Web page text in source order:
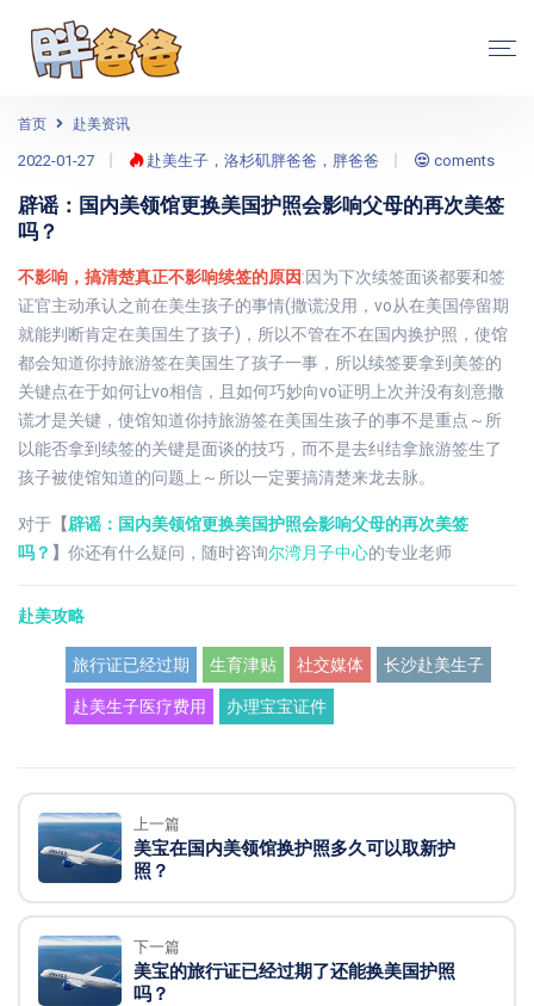
首页 赴美资讯
2022-01-27 赴美生子，洛杉矶胖爸爸，胖爸爸 coments
辟谣：国内美领馆更换美国护照会影响父母的再次美签
吗？
不影响，搞清楚真正不影响续签的原因:因为下次续签面谈都要和签
证官主动承认之前在美生孩子的事情(撒谎没用，vo从在美国停留期
就能判断肯定在美国生了孩子)，所以不管在不在国内换护照，使馆
都会知道你持旅游签在美国生了孩子一事，所以续签要拿到美签的
关键点在于如何让vo相信，且如何巧妙向vo证明上次并没有刻意撒
谎才是关键，使馆知道你持旅游签在美国生孩子的事不是重点～所
以能否拿到续签的关键是面谈的技巧，而不是去纠结拿旅游签生了
孩子被使馆知道的问题上～所以一定要搞清楚来龙去脉。
对于 【辟谣：国内美领馆更换美国护照会影响父母的再次美签
吗？ 】 你还有什么疑问，随时咨询尔湾月子中心的专业老师
赴美攻略
旅行证已经过期 生育津贴 社交媒体 长沙赴美生子
赴美生子医疗费用 办理宝宝证件
上一篇
美宝在国内美领馆换护照多久可以取新护
照？
下一篇
美宝的旅行证已经过期了还能换美国护照
吗？